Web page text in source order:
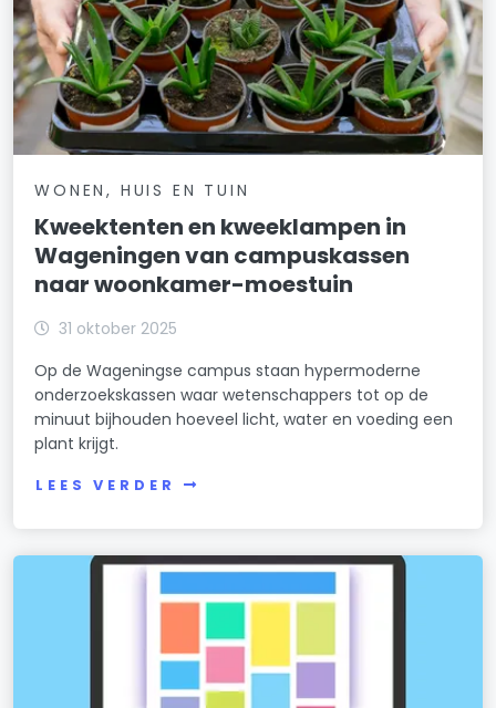
WONEN, HUIS EN TUIN
Kweektenten en kweeklampen in
Wageningen van campuskassen
naar woonkamer-moestuin
31 oktober 2025
Op de Wageningse campus staan hypermoderne
onderzoekskassen waar wetenschappers tot op de
minuut bijhouden hoeveel licht, water en voeding een
plant krijgt.
LEES VERDER